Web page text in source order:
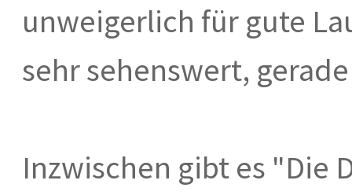
unweigerlich für gute
sehr sehenswert,
Inzwischen gibt es "Die